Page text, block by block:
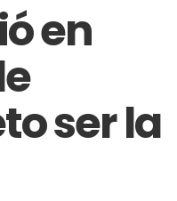
en
ser la